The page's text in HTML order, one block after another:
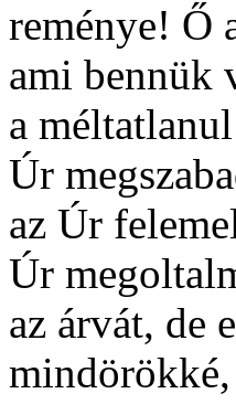
reménye! Ő
ami bennük
a
Úr
az Úr
Úr
az árvát, de
mindörökké,